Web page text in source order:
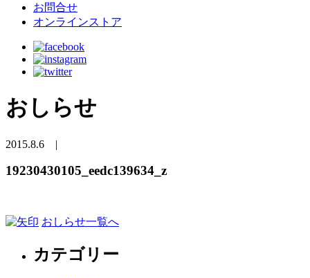
お問合せ
オンラインストア
おしらせ
2015.8.6 |
19230430105_eedc139634_z
おしらせ一覧へ
カテゴリー